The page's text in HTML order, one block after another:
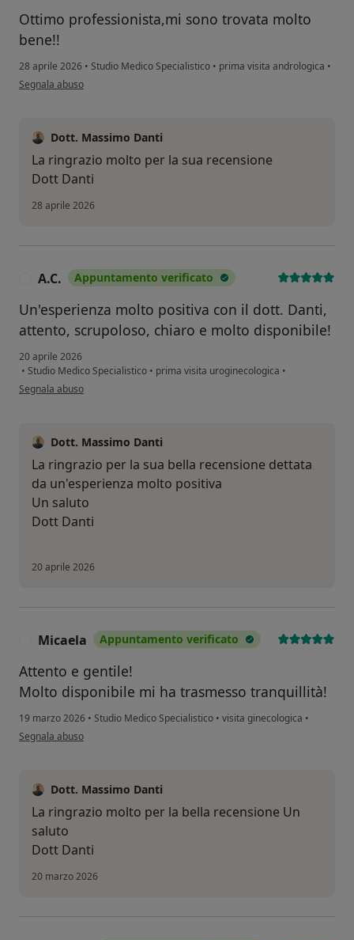
Ottimo professionista,mi sono trovata molto
bene!!
28 aprile 2026 • Studio Medico Specialistico • prima visita andrologica •
secondo l'opinione dell'utente LR
Segnala abuso
Dott. Massimo Danti
La ringrazio molto per la sua recensione
Dott Danti
28 aprile 2026
A.C. Appuntamento verificato
Un'esperienza molto positiva con il dott. Danti,
attento, scrupoloso, chiaro e molto disponibile!
20 aprile 2026
• Studio Medico Specialistico • prima visita uroginecologica •
secondo l'opinione dell'utente A.C.
Segnala abuso
Dott. Massimo Danti
La ringrazio per la sua bella recensione dettata
da un'esperienza molto positiva
Un saluto
Dott Danti
20 aprile 2026
Micaela Appuntamento verificato
Attento e gentile!
Molto disponibile mi ha trasmesso tranquillità!
19 marzo 2026 • Studio Medico Specialistico • visita ginecologica •
secondo l'opinione dell'utente Micaela
Segnala abuso
Dott. Massimo Danti
La ringrazio molto per la bella recensione Un
saluto
Dott Danti
20 marzo 2026